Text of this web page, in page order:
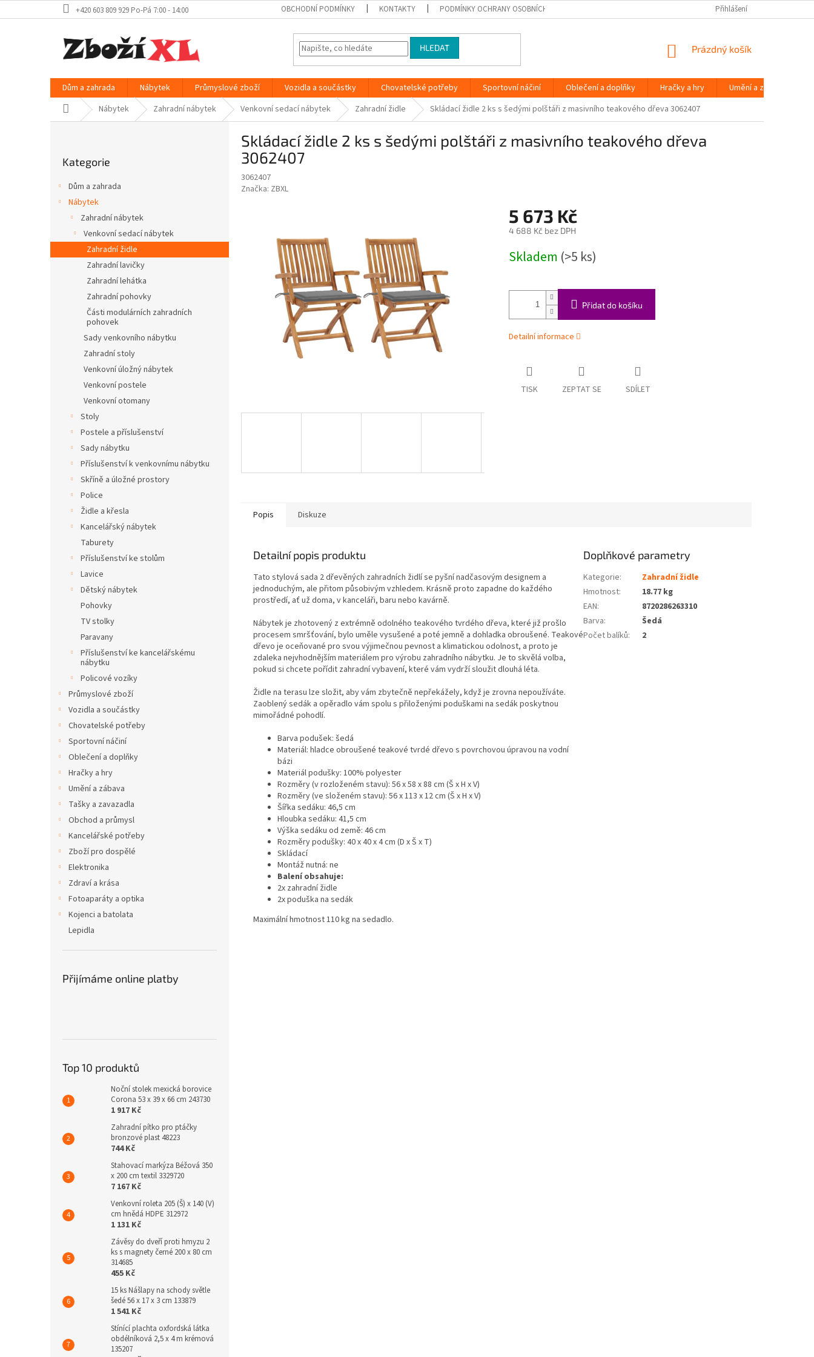
na
+420 603 809 929 Po-Pá 7:00 - 14:00 OBCHODNÍ PODMÍNKY KONTAKTY PODMÍNKY OCHRANY OSOBNÍCH ÚDAJŮ Přihlášení
HLEDAT
NÁKUPNÍ
Prázdný košík
Dům a zahrada Nábytek Průmyslové zboží Vozidla a součástky Chovatelské potřeby Sportovní náčiní Oblečení a doplňky Hračky a hry Umění a zábava
Domů Nábytek Zahradní nábytek Venkovní sedací nábytek Zahradní židle Skládací židle 2 ks s šedými polštáři z masivního teakového dřeva 3062407
a
kategorie
Kategorie
Dům a zahrada
Nábytek
Zahradní nábytek
Venkovní sedací nábytek
Zahradní židle
Zahradní lavičky
Zahradní lehátka
Zahradní pohovky
Části modulárních zahradních
pohovek
Sady venkovního nábytku
Zahradní stoly
Venkovní úložný nábytek
Venkovní postele
Venkovní otomany
Stoly
Postele a příslušenství
Sady nábytku
Příslušenství k venkovnímu nábytku
Skříně a úložné prostory
Police
Židle a křesla
Kancelářský nábytek
Taburety
Příslušenství ke stolům
Lavice
Dětský nábytek
Pohovky
TV stolky
Paravany
Příslušenství ke kancelářskému
nábytku
Policové vozíky
Průmyslové zboží
Vozidla a součástky
Chovatelské potřeby
Sportovní náčiní
Oblečení a doplňky
Hračky a hry
Umění a zábava
Tašky a zavazadla
Obchod a průmysl
Kancelářské potřeby
Zboží pro dospělé
Elektronika
Zdraví a krása
Fotoaparáty a optika
Kojenci a batolata
Lepidla
Přijímáme online platby
Top 10 produktů
Noční stolek mexická borovice
Corona 53 x 39 x 66 cm 243730
1 917 Kč
Zahradní pítko pro ptáčky
bronzové plast 48223
744 Kč
Stahovací markýza Béžová 350
x 200 cm textil 3329720
7 167 Kč
Venkovní roleta 205 (Š) x 140 (V)
cm hnědá HDPE 312972
1 131 Kč
Závěsy do dveří proti hmyzu 2
ks s magnety černé 200 x 80 cm
314685
455 Kč
15 ks Nášlapy na schody světle
šedé 56 x 17 x 3 cm 133879
1 541 Kč
Stínící plachta oxfordská látka
obdélníková 2,5 x 4 m krémová
135207
Skládací židle 2 ks s šedými polštáři z masivního teakového dřeva
3062407
3062407
Značka: ZBXL
5 673 Kč
4 688 Kč bez DPH
cena:
Skladem (>5 ks)
Přidat do košíku
Detailní informace
TISK ZEPTAT SE SDÍLET
Popis Diskuze
Detailní popis produktu
Tato stylová sada 2 dřevěných zahradních židlí se pyšní nadčasovým designem a
jednoduchým, ale přitom působivým vzhledem. Krásně proto zapadne do každého
prostředí, ať už doma, v kanceláři, baru nebo kavárně.
Nábytek je zhotovený z extrémně odolného teakového tvrdého dřeva, které již prošlo
procesem smršťování, bylo uměle vysušené a poté jemně a dohladka obroušené. Teakové
dřevo je oceňované pro svou výjimečnou pevnost a klimatickou odolnost, a proto je
zdaleka nejvhodnějším materiálem pro výrobu zahradního nábytku. Je to skvělá volba,
pokud si chcete pořídit zahradní vybavení, které vám vydrží sloužit dlouhá léta.
Židle na terasu lze složit, aby vám zbytečně nepřekážely, když je zrovna nepoužíváte.
Zaoblený sedák a opěradlo vám spolu s přiloženými poduškami na sedák poskytnou
mimořádné pohodlí.
Barva podušek: šedá
Materiál: hladce obroušené teakové tvrdé dřevo s povrchovou úpravou na vodní
bázi
Materiál podušky: 100% polyester
Rozměry (v rozloženém stavu): 56 x 58 x 88 cm (Š x H x V)
Rozměry (ve složeném stavu): 56 x 113 x 12 cm (Š x H x V)
Šířka sedáku: 46,5 cm
Hloubka sedáku: 41,5 cm
Výška sedáku od země: 46 cm
Rozměry podušky: 40 x 40 x 4 cm (D x Š x T)
Skládací
Montáž nutná: ne
Balení obsahuje:
2x zahradní židle
2x poduška na sedák
Maximální hmotnost 110 kg na sedadlo.
Doplňkové parametry
Kategorie:
Zahradní židle
Hmotnost:
18.77 kg
EAN:
8720286263310
Barva:
Šedá
Počet balíků: 2